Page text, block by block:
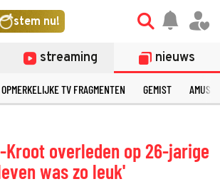
stem nu!
streaming nieuws
OPMERKELIJKE TV FRAGMENTEN GEMIST
Kroot overleden op 26-jarige
was zo leuk'